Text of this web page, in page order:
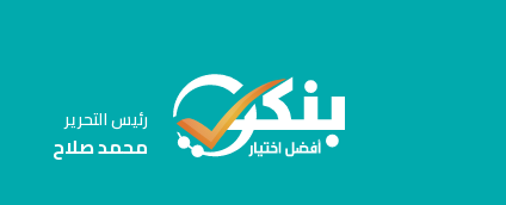
رئيس التحرير
محمد صلاح